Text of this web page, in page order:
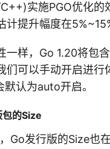
实施PGO优化的
提升幅度在
样，Go 1.20将包含
们可以手动开启进行
认为auto开启。
的Size
Go发行版的Size也